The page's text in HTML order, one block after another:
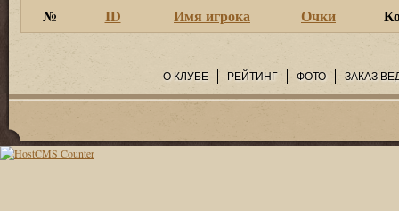
№ ID Имя игрока Очки
О КЛУБЕ РЕЙТИНГ ФОТО ЗАКАЗ